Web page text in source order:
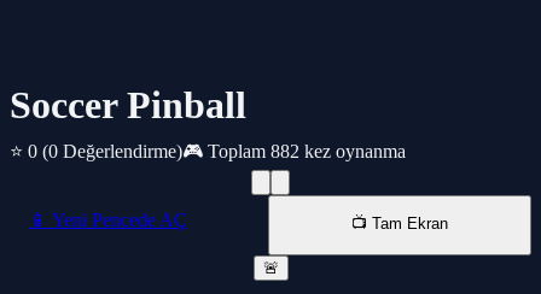
Soccer Pinball
⭐ 0 (0 Değerlendirme)🎮 Toplam 882 kez oynanma
📱 Yeni Pencede AÇ 📺 Tam Ekran
🚨